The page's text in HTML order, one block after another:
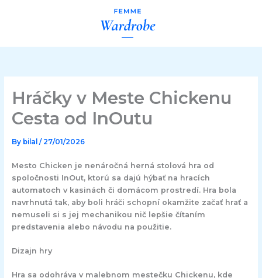
Hráčky v Meste Chickenu
Cesta od InOutu
By bilal / 27/01/2026
Mesto Chicken je nenáročná herná stolová hra od
spoločnosti InOut, ktorú sa dajú hýbať na hracích
automatoch v kasinách či domácom prostredí. Hra bola
navrhnutá tak, aby boli hráči schopní okamžite začať hrať a
nemuseli si s jej mechanikou nič lepšie čítaním
predstavenia alebo návodu na použitie.
Dizajn hry
Hra sa odohráva v malebnom mestečku Chickenu, kde